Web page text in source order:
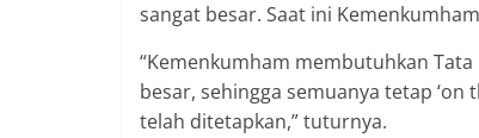
sangat besar. Saat ini
“Kemenkumham membutuhkan
besar, sehingga semuanya tetap
telah ditetapkan,” tuturnya.